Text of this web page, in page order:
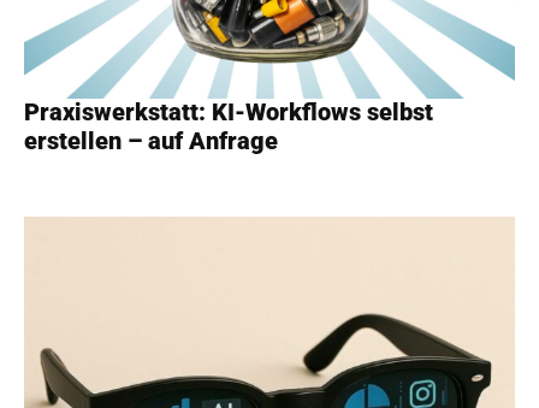
Praxiswerkstatt: KI-Workflows selbst
erstellen – auf Anfrage